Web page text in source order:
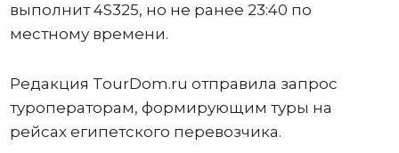
выполнит 4S325, но не ранее 23:40 по
местному времени.
Редакция TourDom.ru отправила запрос
туроператорам, формирующим туры на
рейсах египетского перевозчика.